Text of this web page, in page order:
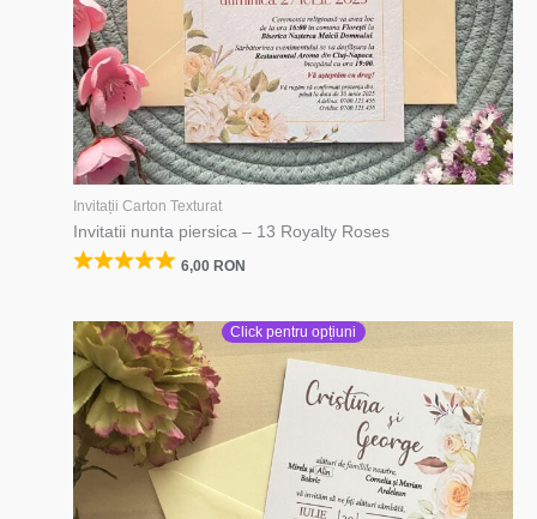
Invitații Carton Texturat
Invitatii nunta piersica – 13 Royalty Roses
6,00 RON
Click pentru opțiuni